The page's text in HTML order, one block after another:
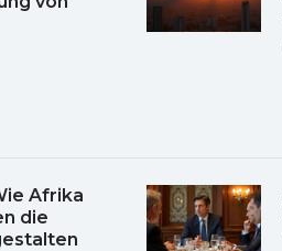
Afrika
die